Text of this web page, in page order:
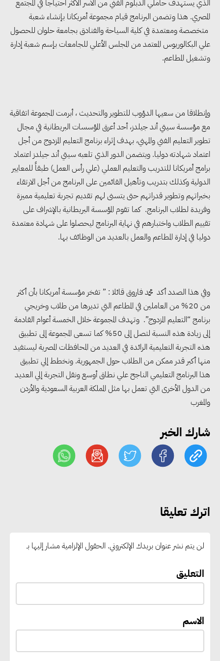
الذي يستهدف حاملي الدبلوم الفني من الأسر الأكثر احتياجا في المجتمع
المصري. هذا وتضمن البرنامج قيام مجموعة أمريكانا بإنشاء شعبة
متخصصة ومعتمدة في كلية السياحة والفنادق بجامعة حلوان للحصول
علي البكالوريوس المعتمد من المجلس الأعلي للجامعات بإسم شعبة إدارة
وتشغيل المطاعم.
وإنطلاقا من سعيها الدؤوب للتطوير والتحديث ، أبرمت المجموعة اتفاقية
مع مؤسسة سيتي أند جيلدز، أحد أعرق المؤسسات البريطانية في مجال
تطوير التعليم الفني والمهني، بهدف إثراء برنامج التعليم المزدوج من أجل
اعتماد شهادته دوليا. ويتضمن الدور الذي تلعبه سيتي أند جيلدز اعتماد
برامج أمريكانا للتدريب والتعليم العملي (علي رأس العمل) طبقاً للمعايير
الدولية وكذلك بتدريب وتأهيل القائمين على البرنامج من أجل الارتقاء
بخبراتهم وتطوير قدراتهم حتى يتسنى لهم تقديم تجربة تعليمية مميزة
وفريدة لطلاب البرنامج. كما تقوم المؤسسة البريطانية بالإشراف على
تقييم الطلاب واختبارهم في نهاية البرنامج ليحصلوا على شهادة معتمدة
دوليا في إدارة المطاعم والعمل بالعديد من الوظائف بها.
وفي هذا الصدد أكد محمد فاروق قائلا : ” تفخر مؤسسة أمريكانا بأن أكثر
من 20% من العاملين في المطاعم التي تديرها من طلاب وخريجي
برنامج “التعليم المزدوج”. وتهدف المجموعة خلال الخمسة أعوام القادمة
إلى زيادة هذه النسبة لتصل إلى 50% كما تسعى المجموعة إلى تطبيق
هذه التجربة التعليمية الرائدة في العديد من المحافظات المصرية ليستفيد
منها أكبر قدر ممكن من الطلاب حول الجمهورية. ونخطط إلي تطبيق
هذا البرنامج التعليمي الناجح علي نطاق أوسع ونقل التجربة إلي العديد
من الدول الأخرى التي تعمل بها مثل المملكة العربية السعودية والأردن
والمغرب
شارك الخبر
اترك تعليقا
لن يتم نشر عنوان بريدك الإلكتروني. الحقول الإلزامية مشار إليها بـ
التعليق
الاسم
وزيرا التخطيط والبترول يبحثان
تعزيز أمن الطاقة وزيادة الإنتاج
«التضامن» تتعامل مع 552 بلاغًا
خلال يوليو.. إنقاذ كبار بلا مأوى ولم
شمل مواطن بأسرته وحماية سيدة
مسنة
«التضامن» تطلق مبادرة «بكرة
المدرسة.. الخير في مصر» لتوفير
مصر والبرازيل تبحثان تعزيز
لمدينتي المنيا ويوسف الصديق
إيفل تستثمر ما يصل إلى 130